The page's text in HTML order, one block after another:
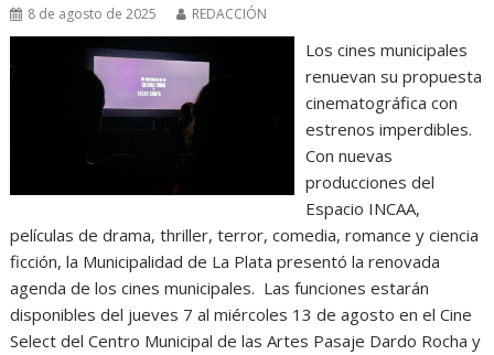
8 de agosto de 2025 REDACCIÓN
Los cines municipales
renuevan su propuesta
cinematográfica con
estrenos imperdibles.
Con nuevas
producciones del
Espacio INCAA,
películas de drama, thriller, terror, comedia, romance y ciencia
ficción, la Municipalidad de La Plata presentó la renovada
agenda de los cines municipales. Las funciones estarán
disponibles del jueves 7 al miércoles 13 de agosto en el Cine
Select del Centro Municipal de las Artes Pasaje Dardo Rocha y